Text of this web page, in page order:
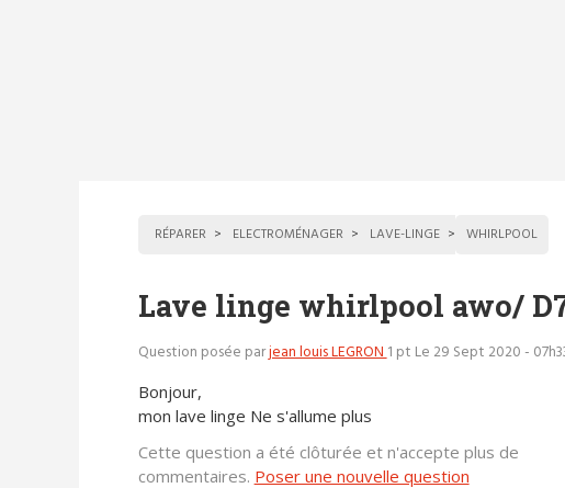
RÉPARER ELECTROMÉNAGER LAVE-LINGE WHIRLPOOL
Lave linge whirlpool awo/
Question posée parjean louis LEGRON1 pt Le 29 Sept 2020 -
Bonjour,
mon lave linge Ne s'allume plus
Cette question a été clôturée et n'accepte plus de
commentaires. Poser une nouvelle question